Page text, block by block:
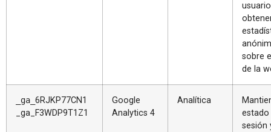
sobre
de la
_ga_ 6RJKP77CN1
_ga_F3WDP9T1Z1
Google
Analytics 4
Analítica
estado
sesión